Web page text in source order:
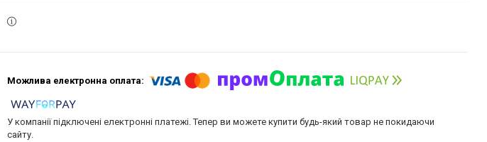
У компанії підключені електронні платежі. Тепер ви можете купити будь-який товар не покидаючи
сайту.